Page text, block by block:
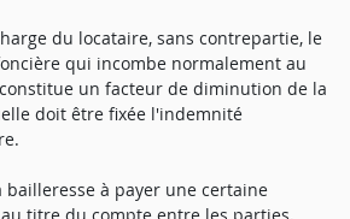
du locataire, sans contrepartie, le
qui incombe normalement au
un facteur de diminution de la
doit être fixée l'indemnité
bailleresse à payer une certaine